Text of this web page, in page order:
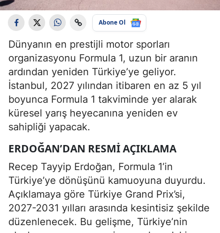
Abone Ol
Dünyanın en prestijli motor sporları
organizasyonu Formula 1, uzun bir aranın
ardından yeniden Türkiye’ye geliyor.
İstanbul, 2027 yılından itibaren en az 5 yıl
boyunca Formula 1 takviminde yer alarak
küresel yarış heyecanına yeniden ev
sahipliği yapacak.
ERDOĞAN’DAN RESMI AÇIKLAMA
Recep Tayyip Erdoğan, Formula 1’in
Türkiye’ye dönüşünü kamuoyuna duyurdu.
Açıklamaya göre Türkiye Grand Prix’si,
2027-2031 yılları arasında kesintisiz şekilde
düzenlenecek. Bu gelişme, Türkiye’nin